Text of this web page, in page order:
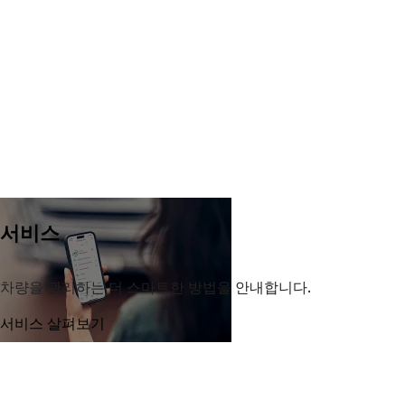
서비스
차량을 관리하는 더 스마트한 방법을 안내합니다.
서비스 살펴보기